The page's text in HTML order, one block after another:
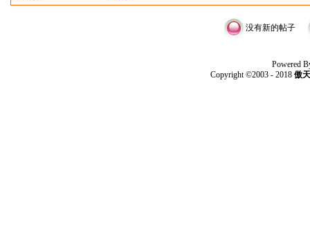
没有新的帖子
Powered
Copyright ©2003 - 2018 傲